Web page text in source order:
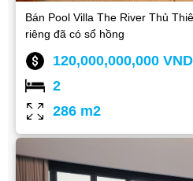
Bán Pool Villa The River Thủ
riêng đã có sổ hồng
120,000,000,000 VND
2
286 m2